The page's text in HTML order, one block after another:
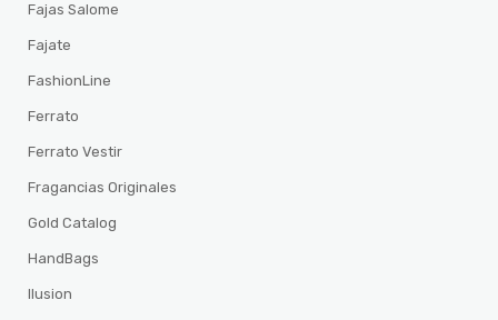
Fajas Salome
Fajate
FashionLine
Ferrato
Ferrato Vestir
Fragancias Originales
Gold Catalog
HandBags
Ilusion